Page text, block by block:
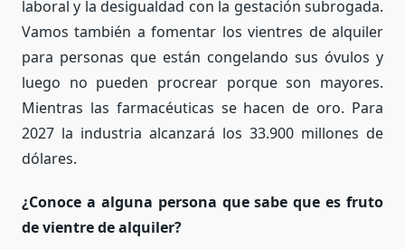
laboral y la desigualdad con la gestación subrogada.
Vamos también a fomentar los vientres de alquiler
para personas que están congelando sus óvulos y
luego no pueden procrear porque son mayores.
Mientras las farmacéuticas se hacen de oro. Para
2027 la industria alcanzará los 33.900 millones de
dólares.
¿Conoce a alguna persona que sabe que es fruto
de vientre de alquiler?